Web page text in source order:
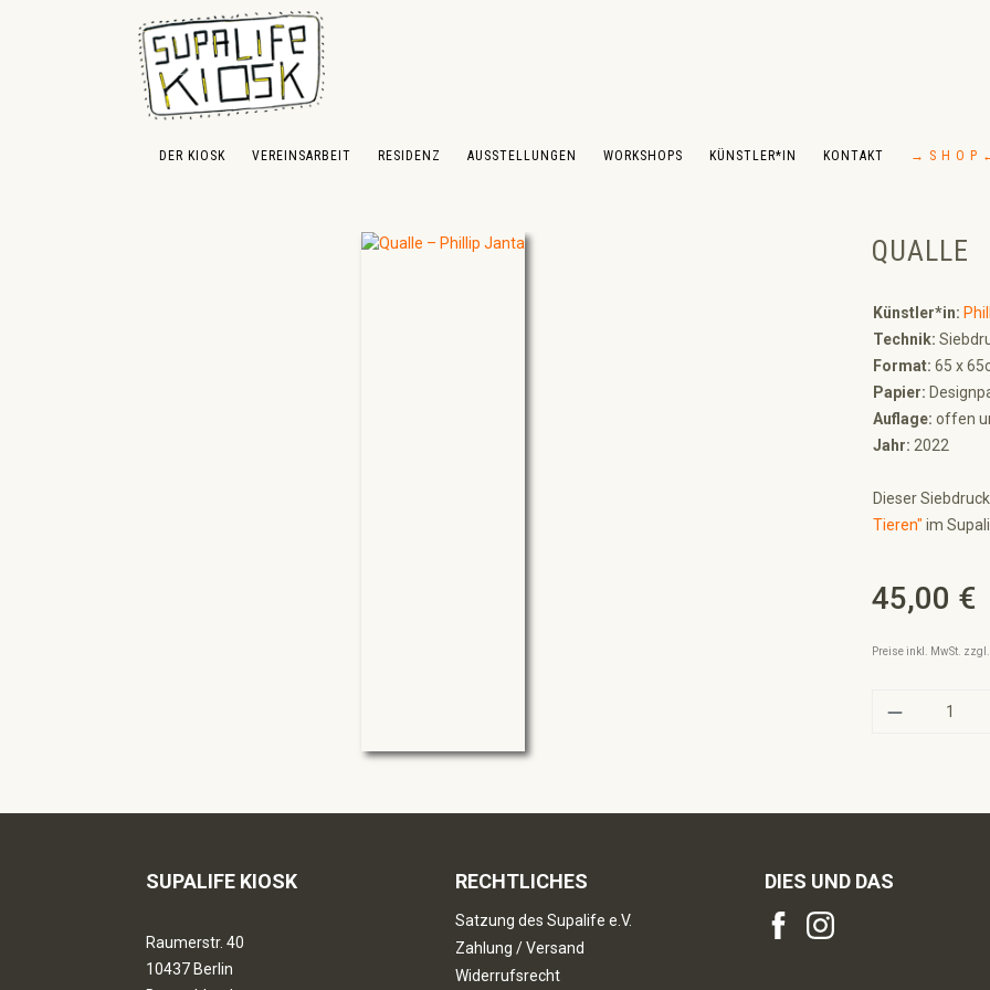
Hauptinhalt springen
Zur Suche springen
Zur Hauptnavigation springen
DER KIOSK VEREINSARBEIT RESIDENZ AUSSTELLUNGEN WORKSHOPS KÜNSTLER*IN KONTAKT → S H O P
QUALLE
Künstler*in:
Technik:
Format: 65 x
Papier:
Auflage: offen
Jahr: 2022
Dieser
Tieren" im
Regulärer Preis:
45,00 €
Preise inkl. MwSt.
Produkt
SUPALIFE KIOSK
Raumerstr. 40
10437 Berlin
RECHTLICHES
Satzung des Supalife e.V.
Zahlung / Versand
Widerrufsrecht
DIES UND DAS